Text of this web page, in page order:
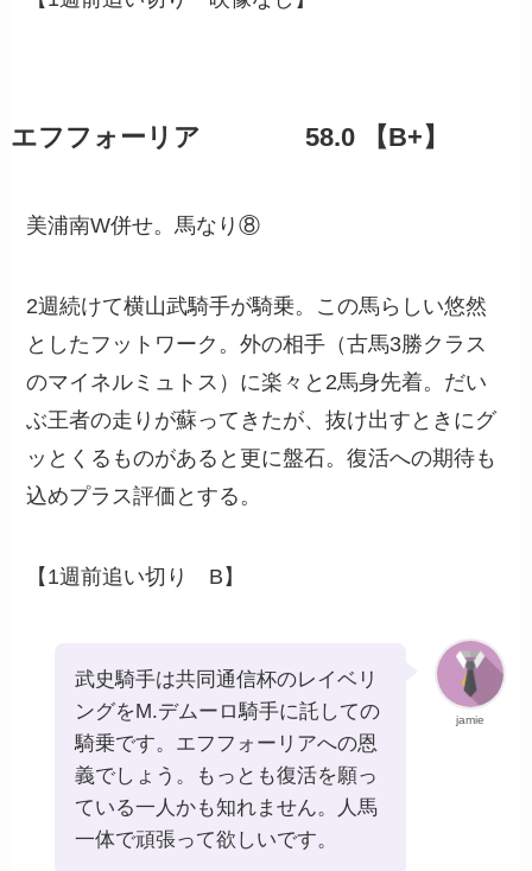
エフフォーリア 58.0 【B+】
美浦南W併せ。馬なり⑧
2週続けて横山武騎手が騎乗。この馬らしい悠然
としたフットワーク。外の相手（古馬3勝クラス
のマイネルミュトス）に楽々と2馬身先着。だい
ぶ王者の走りが蘇ってきたが、抜け出すときにグ
ッとくるものがあると更に盤石。復活への期待も
込めプラス評価とする。
【1週前追い切り B】
jamie
武史騎手は共同通信杯のレイベリ
ングをM.デムーロ騎手に託しての
騎乗です。エフフォーリアへの恩
義でしょう。もっとも復活を願っ
ている一人かも知れません。人馬
一体で頑張って欲しいです。